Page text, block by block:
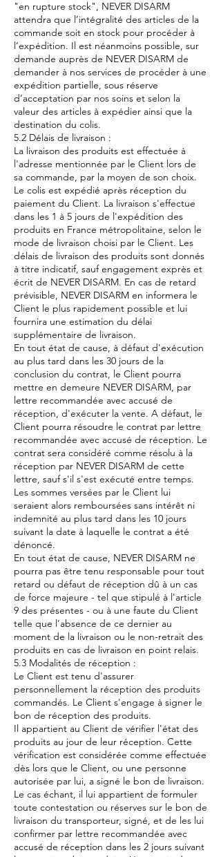
"en rupture stock", NEVER DISARM
attendra que l’intégralité des articles de la
commande soit en stock pour procéder à
l’expédition. Il est néanmoins possible, sur
demande auprès de NEVER DISARM de
demander à nos services de procéder à une
expédition partielle, sous réserve
d’acceptation par nos soins et selon la
valeur des articles à expédier ainsi que la
destination du colis.
5.2 Délais de livraison :
La livraison des produits est effectuée à
l'adresse mentionnée par le Client lors de
sa commande, par la moyen de son choix.
Le colis est expédié après réception du
paiement du Client. La livraison s'effectue
dans les 1 à 5 jours de l'expédition des
produits en France métropolitaine, selon le
mode de livraison choisi par le Client. Les
délais de livraison des produits sont donnés
à titre indicatif, sauf engagement exprès et
écrit de NEVER DISARM. En cas de retard
prévisible, NEVER DISARM en informera le
Client le plus rapidement possible et lui
fournira une estimation du délai
supplémentaire de livraison.
En tout état de cause, à défaut d'exécution
au plus tard dans les 30 jours de la
conclusion du contrat, le Client pourra
mettre en demeure NEVER DISARM, par
lettre recommandée avec accusé de
réception, d'exécuter la vente. A défaut, le
Client pourra résoudre le contrat par lettre
recommandée avec accusé de réception. Le
contrat sera considéré comme résolu à la
réception par NEVER DISARM de cette
lettre, sauf s'il s'est exécuté entre temps.
Les sommes versées par le Client lui
seraient alors remboursées sans intérêt ni
indemnité au plus tard dans les 10 jours
suivant la date à laquelle le contrat a été
dénoncé.
En tout état de cause, NEVER DISARM ne
pourra pas être tenu responsable pour tout
retard ou défaut de réception dû à un cas
de force majeure - tel que stipulé à l'article
9 des présentes - ou à une faute du Client
telle que l’absence de ce dernier au
moment de la livraison ou le non-retrait des
produits en cas de livraison en point relais.
5.3 Modalités de réception :
Le Client est tenu d'assurer
personnellement la réception des produits
commandés. Le Client s'engage à signer le
bon de réception des produits.
Il appartient au Client de vérifier l'état des
produits au jour de leur réception. Cette
vérification est considérée comme effectuée
dès lors que le Client, ou une personne
autorisée par lui, a signé le bon de livraison.
Le cas échant, il lui appartient de formuler
toute contestation ou réserves sur le bon de
livraison du transporteur, signé, et de les lui
confirmer par lettre recommandée avec
accusé de réception dans les 2 jours suivant